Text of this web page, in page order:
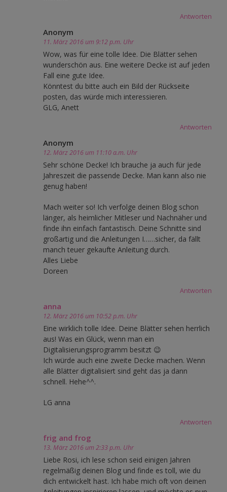
Antworten
Anonym
11. März 2016 um 9:12 p.m. Uhr
Wow, was für eine tolle Idee. Die Blätter sehen
wunderschön aus. Eine weitere Decke ist auf jeden
Fall eine gute Idee.
Könntest du bitte auch ein Bild der Rückseite
posten, das würde mich interessieren.
GLG, Anett
Antworten
Anonym
12. März 2016 um 11:10 a.m. Uhr
Sehr schöne Decke! Ich brauche ja auch für jede
Jahreszeit die passende Decke. Man kann also nie
genug haben!
Mach weiter so! Ich verfolge deinen Blog schon
länger, als heimlicher Mitleser und Nachnäher und
finde ihn einfach fantastisch. Deine Schnitte sind
großartig und die Anleitungen I……sicher, da fällt
manch teuer gekaufte Anleitung durch.
Alles Liebe
Doreen
Antworten
anna
12. März 2016 um 10:52 p.m. Uhr
Eine wirklich tolle Idee. Deine Blätter sehen herrlich
aus! Was ein Glück, wenn man ein
Digitalisierungsprogramm besitzt 😉
Ich würde auch eine zweite Decke machen. Wenn
alle Blätter digitalisiert sind geht das ja dann
schnell. Hehe^^.
LG anna
Antworten
frig and frog
13. März 2016 um 2:33 p.m. Uhr
Liebe Rosi, ich lese schon seid einigen Jahren
regelmäßig deinen Blog und finde es toll, wie du
dich entwickelt hast. Ich habe mich oft von deinen